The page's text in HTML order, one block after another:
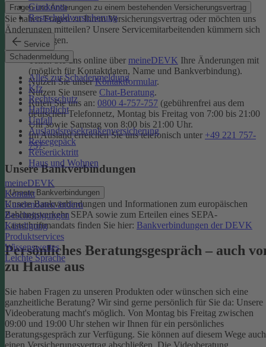
Girokonto
Restschuldversicherung
Service
Schadenmeldung
Alles zur Schadenmeldung
Kfz
Rechtsschutz
Haftpflicht
Unfall
Auslandsreisekrankenversicherung
Reisegepäck
Reiserücktritt
Haus und Wohnen
meineDEVK
Kontakt
Kundendaten ändern
Bescheinigungen
Kündigung
Produktservices
Wissenswertes
Leichte Sprache
Fragen und Änderungen zu einem bestehenden Versicherungsvertrag
Sie haben Fragen zu Ihrem Versicherungsvertrag oder möchten uns
Änderungen mitteilen? Unsere Servicemitarbeitenden kümmern sich
um Ihr Anliegen.
Teilen Sie uns online über meineDEVK Ihre Änderungen mit
(möglich für Kontaktdaten, Name und Bankverbindung).
Nutzen Sie unserKontaktformular.
Nutzen Sie unsere Chat-Beratung.
Rufen Sie uns an: 0800 4-757-757 (gebührenfrei aus dem
deutschen Telefonnetz, Montag bis Freitag von 7:00 bis 21:00
Uhr sowie Samstag von 8:00 bis 21:00 Uhr.
Im Ausland erreichen Sie uns telefonisch unter +49 221 757-
757.
Unsere Bankverbindungen
Unsere Bankverbindungen
Unsere Bankverbindungen und Informationen zum europäischen
Zahlungsverkehr SEPA sowie zum Erteilen eines SEPA-
Lastschriftmandats finden Sie hier: Bankverbindungen der DEVK
Persönliches Beratungsgespräch – auch
zu Hause aus
Sie haben Fragen zu unseren Produkten oder wünschen sich eine
ganzheitliche Beratung? Wir sind gerne persönlich für Sie da: Unsere
Videoberatung macht's möglich. Von Montag bis Freitag zwischen
09:00 und 19:00 Uhr stehen wir Ihnen für ein persönliches
Beratungsgespräch zur Verfügung. Sie können auf diesem Wege auch